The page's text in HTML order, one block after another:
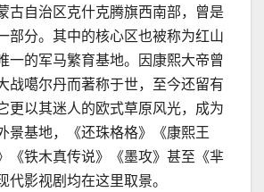
古自治区克什克腾旗西南部，曾是
部分。其中的核心区也被称为红山
一的军马繁育基地。因康熙大帝曾
战噶尔丹而著称于世，至今还留有
更以其迷人的欧式草原风光，成为
景基地，《还珠格格》《康熙王
《铁木真传说》《墨攻》甚至《芈
代影视剧均在这里取景。